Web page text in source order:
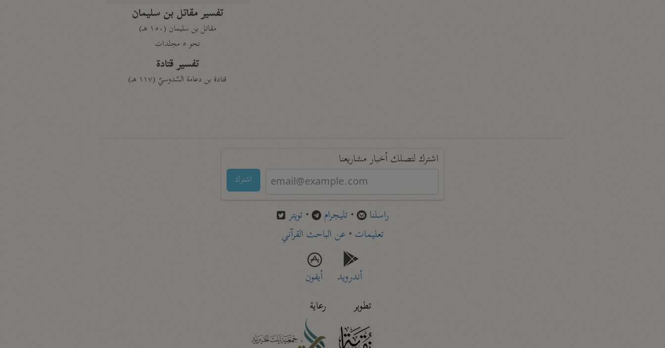
تفسير مقاتل بن سليمان
مقاتل بن سليمان (١٥٠ هـ)
نحو ٥ مجلدات
تفسير قتادة
قتادة بن دعامة السّدوسيّ (١١٧ هـ)
اشترك لتصلك أخبار مشاريعنا
اشترك
راسلنا • تليجرام • تويتر
تعليمات• عن الباحث القرآني
أندرويد
أيفون
تطوير
رعاية